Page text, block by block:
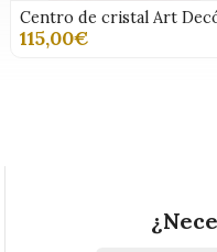
Centro de cristal Art
115,00€